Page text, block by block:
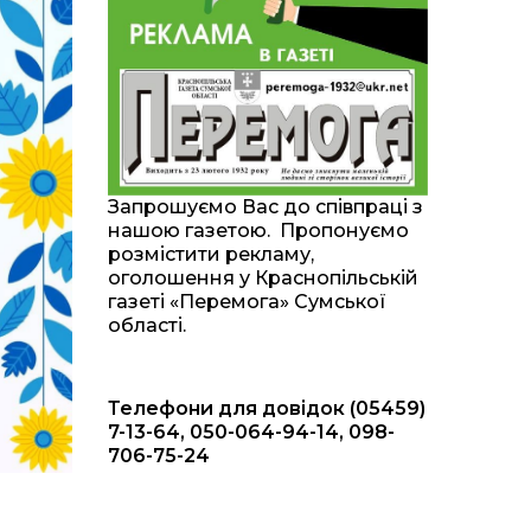
20:00
28 лип
Житлові сертифікати,
підготовка до зими та
підтримка ВПО: підсумки
засідання виконкому
Краснопільської
селищної ради
10:36
28 лип
Валентина Масалітіна:
«Нас тримає віра в
Перемогу і повернення
додому»
10:31
28 лип
Знову біль… Знову
втрата… На щиті
16:57
24 лип
Обмежено придатний,
але безмежно
вмотивований: Як
колишній лісівник став
Запрошуємо Вас до співпраці з
нашою газетою. Пропонуємо
розмістити рекламу,
оголошення у Краснопільській
газеті «Перемога» Сумської
області.
Телефони для довідок (05459)
7-13-64, 050-064-94-14, 098-
706-75-24